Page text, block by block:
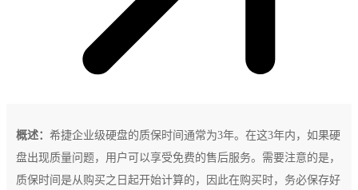
概述： 希捷企业级硬盘的质保时间通常为3年。在这3年内，如果硬
盘出现质量问题，用户可以享受免费的售后服务。需要注意的是，
质保时间是从购买之日起开始计算的，因此在购买时，务必保存好